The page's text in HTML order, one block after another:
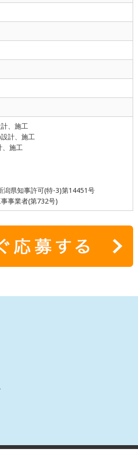
、施工
計、施工
、施工
潟県知事許可(特-3)第14451号
事業者(第732号)